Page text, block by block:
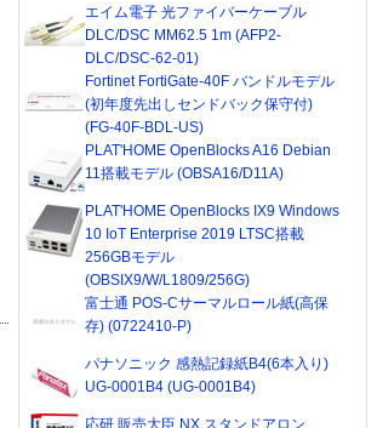
エイム電子 光ファイバーケーブル
DLC/DSC MM62.5 1m (AFP2-
DLC/DSC-62-01)
Fortinet FortiGate-40F バンドルモデル
(初年度先出しセンドバック保守付)
(FG-40F-BDL-US)
PLAT'HOME OpenBlocks A16 Debian
11搭載モデル (OBSA16/D11A)
PLAT'HOME OpenBlocks IX9 Windows
10 IoT Enterprise 2019 LTSC搭載
256GBモデル
(OBSIX9/W/L1809/256G)
富士通 POS-Cサーマルロール紙(高保
存) (0722410-P)
パナソニック 感熱記録紙B4(6本入り)
UG-0001B4 (UG-0001B4)
応研 販売大臣 NX スタンドアロン